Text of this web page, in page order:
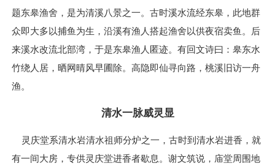
题东皋渔舍，是为清溪八景之一。古时溪水流经东皋，此地群
众即大多以捕鱼为生，沿溪有渔人搭起渔舍以供夜宿卖鱼。后
来溪水改流北部湾，于是东皋渔人匿迹。有回文诗曰：皋东水
竹绕人居，晒网晴风早圃除。高隐即仙寻向路，桃溪旧访一舟
渔。
清水一脉威灵显
灵庆堂系清水岩清水祖师分炉之一，古时到清水岩进香，就
有一间大房，专供灵庆堂进香者歇息。谢文筑说，庙堂周围地